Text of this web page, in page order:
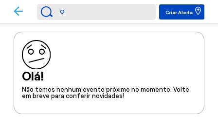
Criar Alerta
Olá!
Não temos nenhum evento próximo no momento. Volte
em breve para conferir novidades!